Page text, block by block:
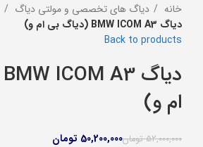
خانه دیاگ های تخصصی و مولتی دیاگ
دیاگ BMW ICOM A3 (دیاگ بی ام و)
Back to products
ام و)
52,000,000 تومان50,200,000 تومان